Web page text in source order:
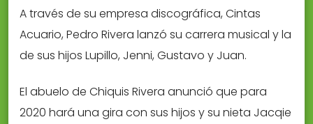
A través de su empresa discográfica, Cintas
Acuario, Pedro Rivera lanzó su carrera musical y la
de sus hijos Lupillo, Jenni, Gustavo y Juan.
El abuelo de Chiquis Rivera anunció que para
2020 hará una gira con sus hijos y su nieta Jacqie